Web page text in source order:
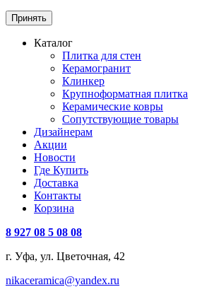
Принять
Каталог
Плитка для стен
Керамогранит
Клинкер
Крупноформатная плитка
Керамические ковры
Сопутствующие товары
Дизайнерам
Акции
Новости
Где Купить
Доставка
Контакты
Корзина
8 927 08 5 08 08
г. Уфа, ул. Цветочная, 42
nikaceramica@yandex.ru